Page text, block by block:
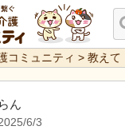
コミュニティ > 教えて
らん
6/3